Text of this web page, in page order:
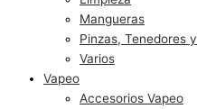
Mangueras
Pinzas, Tenedores
Varios
Vapeo
Accesorios Vapeo